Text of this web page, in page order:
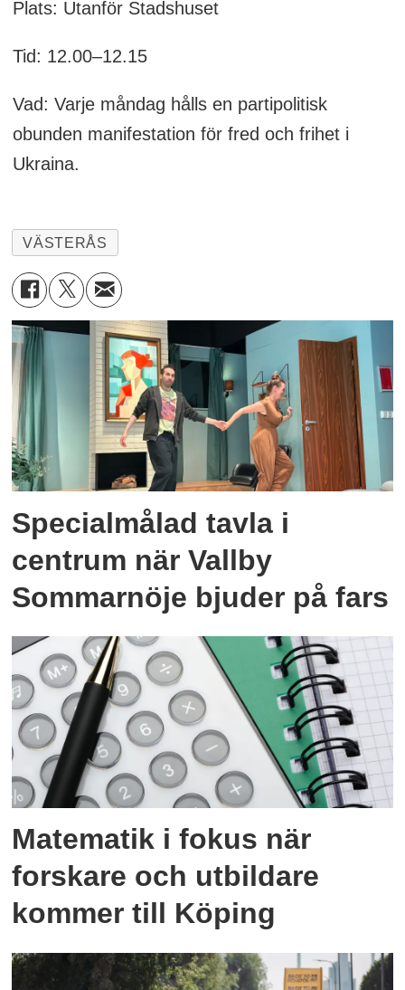
Plats: Utanför Stadshuset
Tid: 12.00–12.15
Vad: Varje måndag hålls en partipolitisk
obunden manifestation för fred och frihet i
Ukraina.
VÄSTERÅS
Specialmålad tavla i
centrum när Vallby
Sommarnöje bjuder på fars
Matematik i fokus när
forskare och utbildare
kommer till Köping